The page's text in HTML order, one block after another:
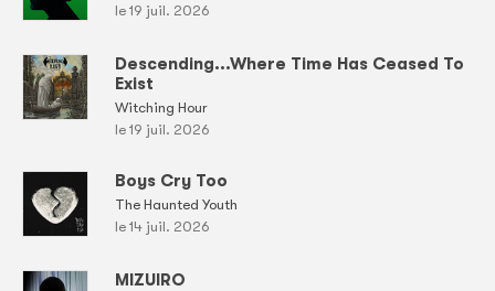
le 19 juil. 2026
Descending...Where Time Has Ceased To
Exist
Witching Hour
le 19 juil. 2026
Boys Cry Too
The Haunted Youth
le 14 juil. 2026
MIZUIRO